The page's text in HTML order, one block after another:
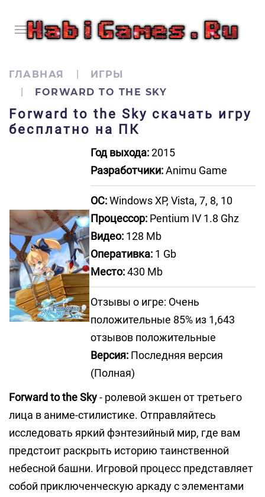
ГЛАВНАЯ
ИГРЫ
FORWARD TO THE SKY
Forward to the Sky скачать игру
бесплатно на ПК
Год выхода:2015
Разработчики:Animu Game
ОС:Windows XP, Vista, 7, 8, 10
Процессор: Pentium IV 1.8 Ghz
Видео: 128 Mb
Оперативка: 1 Gb
Место:430 Mb
Отзывы о игре: Очень
положительные 85% из 1,643
отзывов положительные
Версия: Последняя версия
(Полная)
Forward to the Sky- ролевой экшен от третьего
лица в аниме-стилистике. Отправляйтесь
исследовать яркий фэнтезийный мир, где вам
предстоит раскрыть историю таинственной
небесной башни. Игровой процесс представляет
собой приключенческую аркаду с элементами